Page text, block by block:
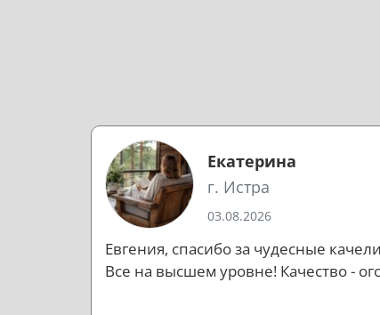
Екатерина
г. Истра
03.08.2026
Евгения, спасибо за чудесные
Все на высшем уровне! Качество -